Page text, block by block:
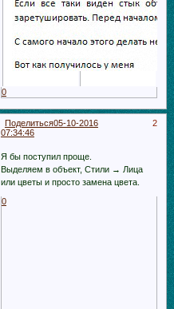
0
Поделиться 2
05-10-2016
07:34:46
Я бы поступил проще.
Выделяем в объект, Стили → Лица
или цветы и просто замена цвета.
0